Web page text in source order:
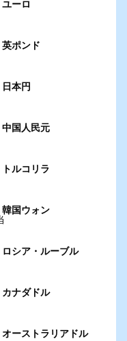
ーロ
ポンド
本円
国人民元
ルコリラ
国ウォン
シア・ルーブル
ナダドル
ーストラリアドル